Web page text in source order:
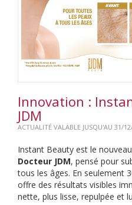
Innovation :
JDM
ACTUALITÉ VALABLE JUSQU'AU 31/
Instant Beauty est le
Docteur JDM, pensé pour
tous les âges. En seulement
offre des résultats visibles
nette, plus lisse, repulpée et